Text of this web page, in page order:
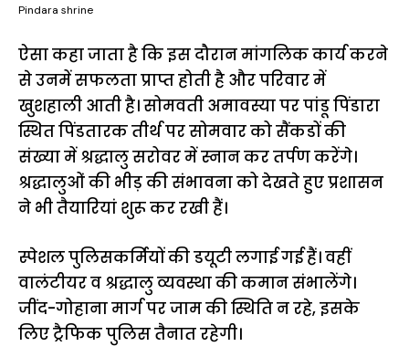
Pindara shrine
ऐसा कहा जाता है कि इस दौरान मांगलिक कार्य करने
से उनमें सफलता प्राप्त होती है और परिवार में
खुशहाली आती है। सोमवती अमावस्या पर पांडू पिंडारा
स्थित पिंडतारक तीर्थ पर सोमवार को सैंकडों की
संख्या में श्रद्धालु सरोवर में स्नान कर तर्पण करेंगे।
श्रद्धालुओं की भीड़ की संभावना को देखते हुए प्रशासन
ने भी तैयारियां शुरू कर रखी हैं।
स्पेशल पुलिसकर्मियों की डयूटी लगाई गई हैं। वहीं
वालंटीयर व श्रद्धालु व्यवस्था की कमान संभालेंगे।
जींद-गोहाना मार्ग पर जाम की स्थिति न रहे, इसके
लिए ट्रैफिक पुलिस तैनात रहेगी।